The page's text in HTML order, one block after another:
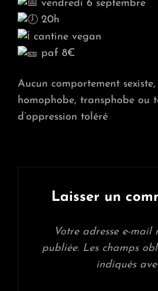
vendredi 6 septembre
20h
cantine vegan
paf 8€
Aucun comportement
homophobe, transphobe ou
d’oppression toléré
Laisser un
Votre adresse e-mail
publiée. Les champs
indiqués